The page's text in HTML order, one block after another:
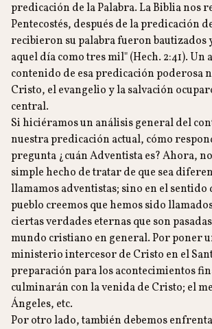
predicación de la Palabra. La Biblia nos
Pentecostés, después de la predicación
recibieron su palabra fueron bautizados
aquel día como tres mil" (Hech. 2:41). Un
contenido de esa predicación poderosa
Cristo, el evangelio y la salvación
central.
Si hiciéramos un análisis general del
nuestra predicación actual, cómo
pregunta ¿cuán Adventista es? Ahora,
simple hecho de tratar de que sea
llamamos adventistas; sino en el sentido
pueblo creemos que hemos sido
ciertas verdades eternas que son
mundo cristiano en general. Por poner
ministerio intercesor de Cristo en el
preparación para los acontecimientos
culminarán con la venida de Cristo; el
Ángeles, etc.
Por otro lado, también debemos